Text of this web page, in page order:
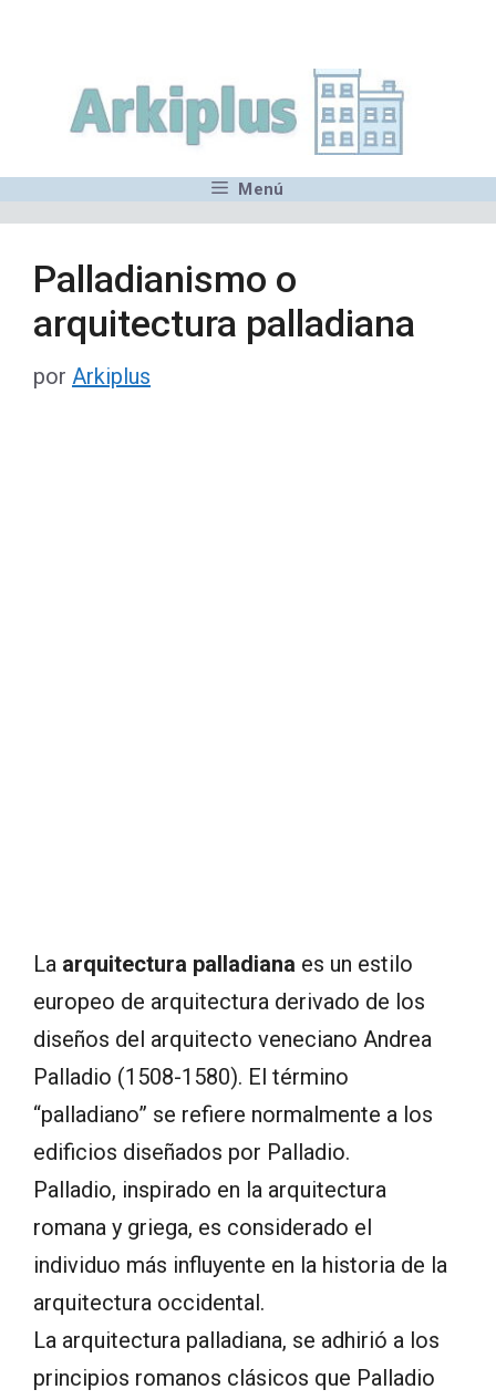
contenido
Menú
Palladianismo o
arquitectura palladiana
por Arkiplus
La arquitectura palladiana es un estilo
europeo de arquitectura derivado de los
diseños del arquitecto veneciano Andrea
Palladio (1508-1580). El término
“palladiano” se refiere normalmente a los
edificios diseñados por Palladio.
Palladio, inspirado en la arquitectura
romana y griega, es considerado el
individuo más influyente en la historia de la
arquitectura occidental.
La arquitectura palladiana, se adhirió a los
principios romanos clásicos que Palladio